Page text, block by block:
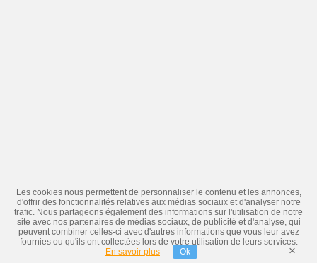
Les cookies nous permettent de personnaliser le contenu et les annonces,
d'offrir des fonctionnalités relatives aux médias sociaux et d'analyser notre
trafic. Nous partageons également des informations sur l'utilisation de notre
site avec nos partenaires de médias sociaux, de publicité et d'analyse, qui
peuvent combiner celles-ci avec d'autres informations que vous leur avez
fournies ou qu'ils ont collectées lors de votre utilisation de leurs services.
En savoir plus
Ok ×